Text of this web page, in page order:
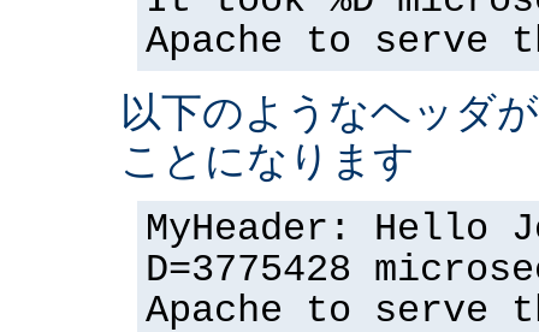
Apache to serve
以下のようなヘッダ
ことになります
MyHeader: Hello
D=3775428
Apache to serve